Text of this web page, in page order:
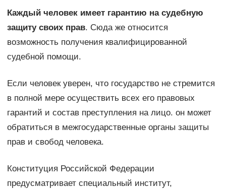
Каждый человек имеет гарантию на судебную
защиту своих прав. Сюда же относится
возможность получения квалифицированной
судебной помощи.
Если человек уверен, что государство не стремится
в полной мере осуществить всех его правовых
гарантий и состав преступления на лицо. он может
обратиться в межгосударственные органы защиты
прав и свобод человека.
Конституция Российской Федерации
предусматривает специальный институт,